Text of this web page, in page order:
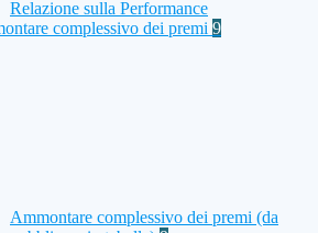
Relazione sulla Performance
complessivo dei premi 9
Ammontare complessivo dei premi (da